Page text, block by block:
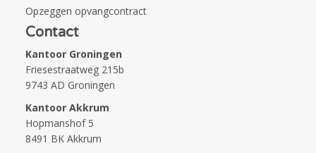
Opzeggen opvangcontract
Contact
Kantoor Groningen
Friesestraatweg 215b
9743 AD Groningen
Kantoor Akkrum
Hopmanshof 5
8491 BK Akkrum